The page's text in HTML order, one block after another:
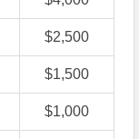
$2,500
$1,500
$1,000